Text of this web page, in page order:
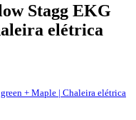
Stagg EKG
elétrica
+ Maple | Chaleira elétrica